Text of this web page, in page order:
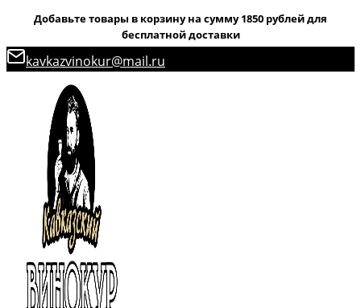
Добавьте товары в корзину на сумму 1850 рублей для
бесплатной доставки
Перейти
содержимому
kavkazvinokur@mail.ru